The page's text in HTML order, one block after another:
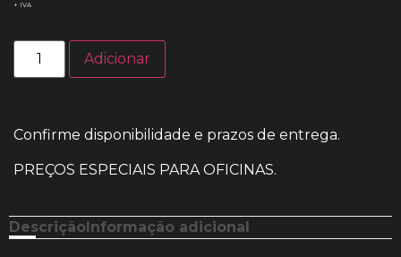
+ IVA
Adicionar
Confirme disponibilidade e prazos de entrega.
PREÇOS ESPECIAIS PARA OFICINAS.
Descrição Informação adicional